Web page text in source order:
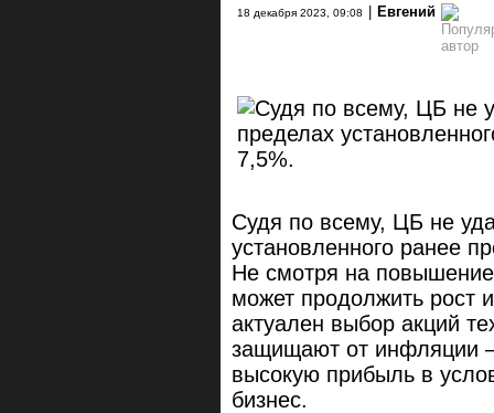
18 декабря 2023, 09:08 Евгений
Судя по всему, ЦБ не
установленного ранее
Не смотря на
может продолжить рост
актуален выбор акций
защищают от инфляции
высокую прибыль в
бизнес.